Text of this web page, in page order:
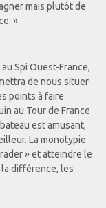
mais plutôt de
»
Spi Ouest-France,
de nous situer
points à faire
au Tour de France
est amusant,
La monotypie
» et atteindre le
différence, les